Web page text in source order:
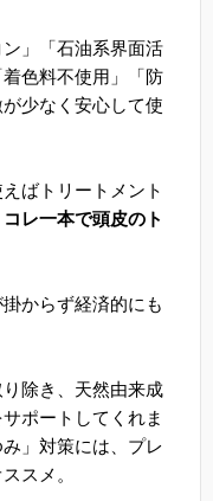
」「石油系界面活
色料不使用」「防
少なく安心して使
ばトリートメント
コレ一本で頭皮のト
からず経済的にも
り除き、天然由来成
ポートしてくれま
」対策には、プレ
スメ。